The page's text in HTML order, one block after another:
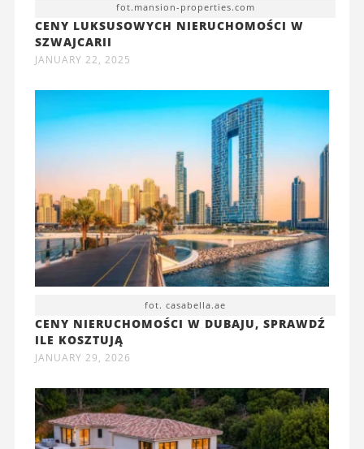
fot.mansion-properties.com
CENY LUKSUSOWYCH NIERUCHOMOŚCI W
SZWAJCARII
JANUARY 22, 2025
fot. casabella.ae
CENY NIERUCHOMOŚCI W DUBAJU, SPRAWDŹ
ILE KOSZTUJĄ
JANUARY 29, 2026